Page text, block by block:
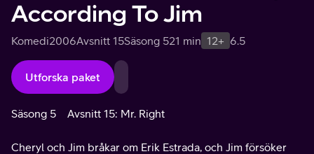
According To Jim
Komedi2006Avsnitt 15Säsong 521 min 12+ 6.5
Utforska paket
Säsong 5 Avsnitt 15: Mr. Right
Cheryl och Jim bråkar om Erik Estrada, och Jim försöker